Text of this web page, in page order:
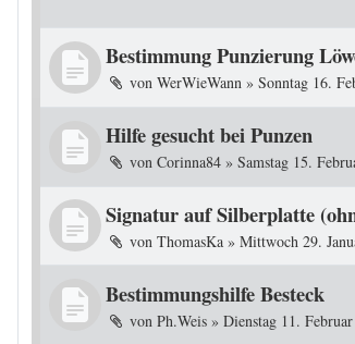
Bestimmung Punzierung
von WerWieWann » Sonntag 16.
Hilfe gesucht bei Punzen
von Corinna84 » Samstag 15.
Signatur auf Silberplatte
von ThomasKa » Mittwoch 29.
Bestimmungshilfe Besteck
von Ph.Weis » Dienstag 11.